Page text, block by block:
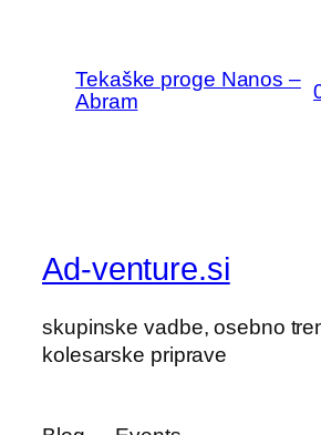
Tekaške proge Nanos –
Abram
Ad-venture.si
skupinske vadbe, osebno
kolesarske priprave